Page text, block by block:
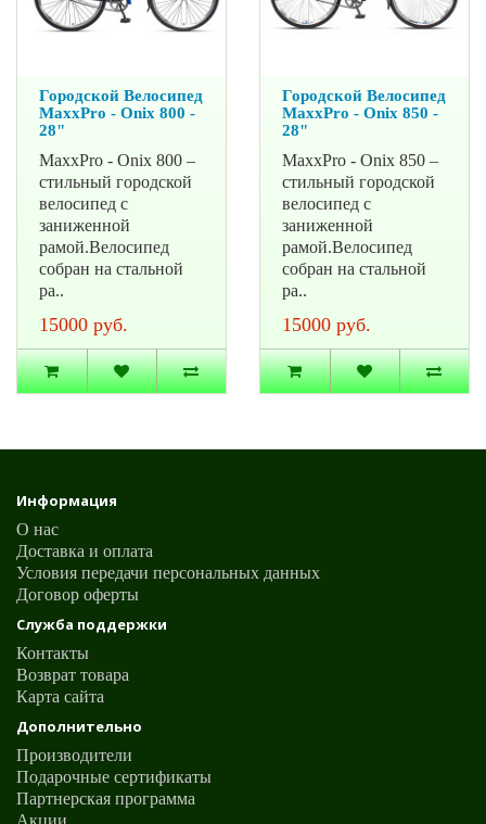
Городской Велосипед
MaxxPro - Onix 800 -
28"
MaxxPro - Onix 800 –
стильный городской
велосипед с
заниженной
рамой.Велосипед
собран на стальной
ра..
15000 руб.
Городской Велосипед
MaxxPro - Onix 850 -
28"
MaxxPro - Onix 850 –
стильный городской
велосипед с
заниженной
рамой.Велосипед
собран на стальной
ра..
15000 руб.
Информация
О нас
Доставка и оплата
Условия передачи персональных данных
Договор оферты
Служба поддержки
Контакты
Возврат товара
Карта сайта
Дополнительно
Производители
Подарочные сертификаты
Партнерская программа
Акции